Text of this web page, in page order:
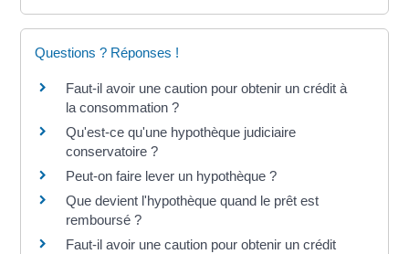
Questions ? Réponses !
Faut-il avoir une caution pour obtenir un crédit à
la consommation ?
Qu'est-ce qu'une hypothèque judiciaire
conservatoire ?
Peut-on faire lever un hypothèque ?
Que devient l'hypothèque quand le prêt est
remboursé ?
Faut-il avoir une caution pour obtenir un crédit